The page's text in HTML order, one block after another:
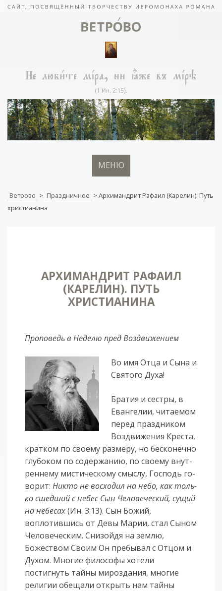
МЕНЮ
Ветрово > Праздничное > Архимандрит Рафаил (Карелин). Путь
христианина
АРХИМАНДРИТ РАФАИЛ
(КАРЕЛИН). ПУТЬ
ХРИСТИАНИНА
Проповедь в Неделю пред Воздвижением
Во имя От­ца и Сы­на и
Свя­то­го Ду­ха!
Бра­тия и сест­ры, в
Еван­ге­лии, чи­та­е­мом
пе­ред празд­ни­ком
Воз­дви­же­ния Крес­та,
крат­ком по своему раз­ме­ру, но бес­ко­неч­но
глу­бо­ком по со­дер­жа­нию, по сво­е­му внут­
рен­не­му мис­ти­чес­ко­му смыс­лу, Гос­подь го­
во­рит:Ни­кто не вос­хо­дил на не­бо, как толь­
ко сшед­ший с не­бес Сын Че­ло­ве­чес­кий, су­щий
на не­бе­сах(Ин. 3:13). Сын Божий,
воплотившись от Девы Марии, стал Сыном
Человеческим. Снизойдя на землю,
Божеством Своим Он пребывал с Отцом и
Духом. Многие философы хотели
постигнуть тайны мироздания, многие
религии обещали открыть нам тайны